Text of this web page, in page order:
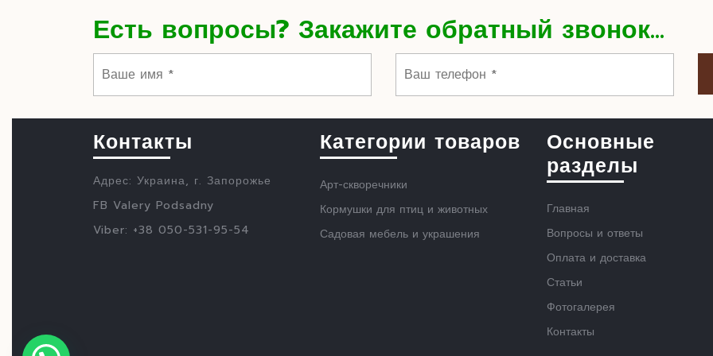
Есть вопросы? Закажите обратный звонок...
Контакты
Адрес: Украина, г. Запорожье
FB Valery Podsadny
Viber: +38 050-531-95-54
Категории товаров
Арт-скворечники
Кормушки для птиц и животных
Садовая мебель и украшения
Основные
разделы
Главная
Вопросы и ответы
Оплата и доставка
Статьи
Фотогалерея
Контакты